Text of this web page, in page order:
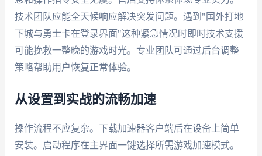
技术团队应能全天候响应解决突发问题。遇到"国外打地
下城与勇士卡在登录界面"这种紧急情况时即时技术支援
可能挽救一整晚的游戏时光。专业团队可通过后台调整
策略帮助用户恢复正常体验。
从设置到实战的流畅加速
操作流程不应复杂。下载加速器客户端后在设备上简单
安装。启动程序在主界面一键选择所需游戏加速模式。